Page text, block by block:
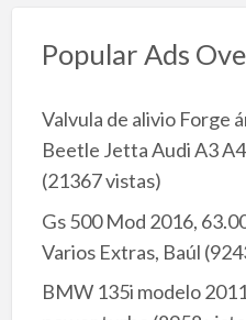
Popular Ads
Valvula de alivio Forge
Beetle Jetta Audi A3
(21367 vistas)
Gs 500 Mod 2016,
Varios Extras, Baúl
BMW 135i modelo